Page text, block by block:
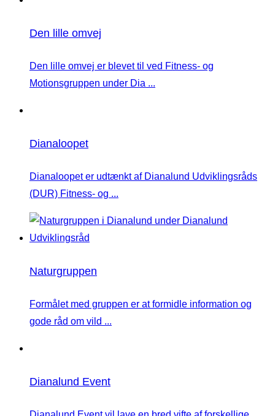
Den lille omvej
Den lille omvej er blevet til ved Fitness- og
Motionsgruppen under Dia ...
Dianaloopet
Dianaloopet er udtænkt af Dianalund Udviklingsråds
(DUR) Fitness- og ...
Naturgruppen
Formålet med gruppen er at formidle information og
gode råd om vild ...
Dianalund Event